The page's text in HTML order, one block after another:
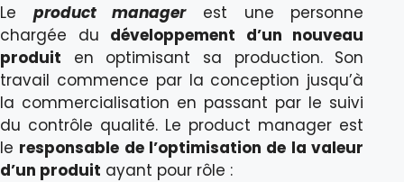
Le product managerest une personne
chargée du développement d’un nouveau
produit en optimisant sa production. Son
travail commence par la conception jusqu’à
la commercialisation en passant par le suivi
du contrôle qualité. Le product manager est
le responsable de l’optimisation de la valeur
d’un produit ayant pour rôle :